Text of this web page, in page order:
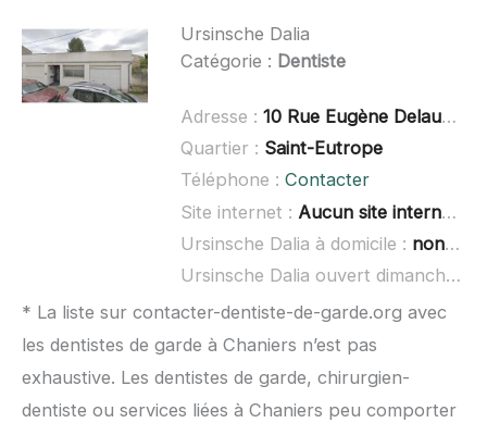
Ursinsche Dalia
Catégorie : Dentiste
Adresse : 10 Rue Eugène Delaunay, 17100 Saintes
Quartier : Saint-Eutrope
Téléphone : Contacter
Site internet : Aucun site internet connu
Ursinsche Dalia à domicile : non renseigné
Ursinsche Dalia ouvert dimanche :
* La liste sur contacter-dentiste-de-garde.org avec
les dentistes de garde à Chaniers n’est pas
exhaustive. Les dentistes de garde, chirurgien-
dentiste ou services liées à Chaniers peu comporter